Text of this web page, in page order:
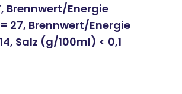
Brennwert/Energie
27, Brennwert/Energie
Salz (g/100ml) < 0,1